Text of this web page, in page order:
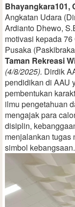
Bhayangkara101,
Angkatan Udara
Ardianto Dhewo,
motivasi kepada
Pusaka
Taman Rekreasi
(4/8/2025). Dirdik
pendidikan di AAU
pembentukan
ilmu pengetahuan
mengajak para
disiplin,
menjalankan tugas
simbol kebangsaan.